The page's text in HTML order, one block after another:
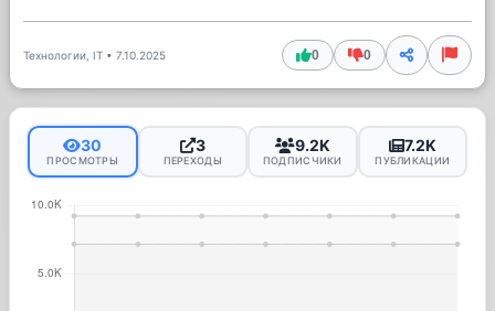
Технологии, IT • 7.10.2025 0 0
30
ПРОСМОТРЫ
3
ПЕРЕХОДЫ
9.2K
ПОДПИСЧИКИ
7.2K
ПУБЛИКАЦИИ